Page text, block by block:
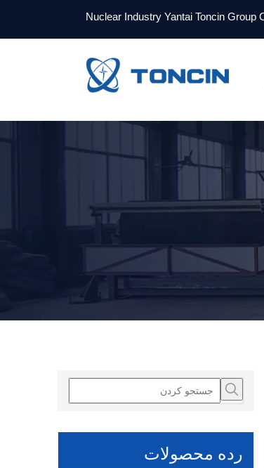
رده محصولات